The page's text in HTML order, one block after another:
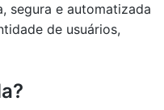
segura e automatizada
de usuários,